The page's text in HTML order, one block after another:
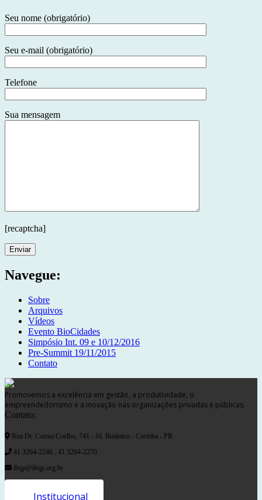
Seu nome (obrigatório)
Seu e-mail (obrigatório)
Telefone
Sua mensagem
[recaptcha]
Navegue:
Sobre
Arquivos
Vídeos
Evento BioCidades
Simpósio Int. 09 e 10/12/2016
Pre-Summit 19/11/2015
Contato
Promovemos a excelência em gestão, a produtividade, o
empreendedorismo e a inovação nas organizações privadas e públicas.
Contato:
Rua Dr. Correa Coelho, 741 - Jd. Botânico - Curitiba - PR
41 3264-2246 . 41 3264-2270
ibqp@ibqp.org.br
Institucional